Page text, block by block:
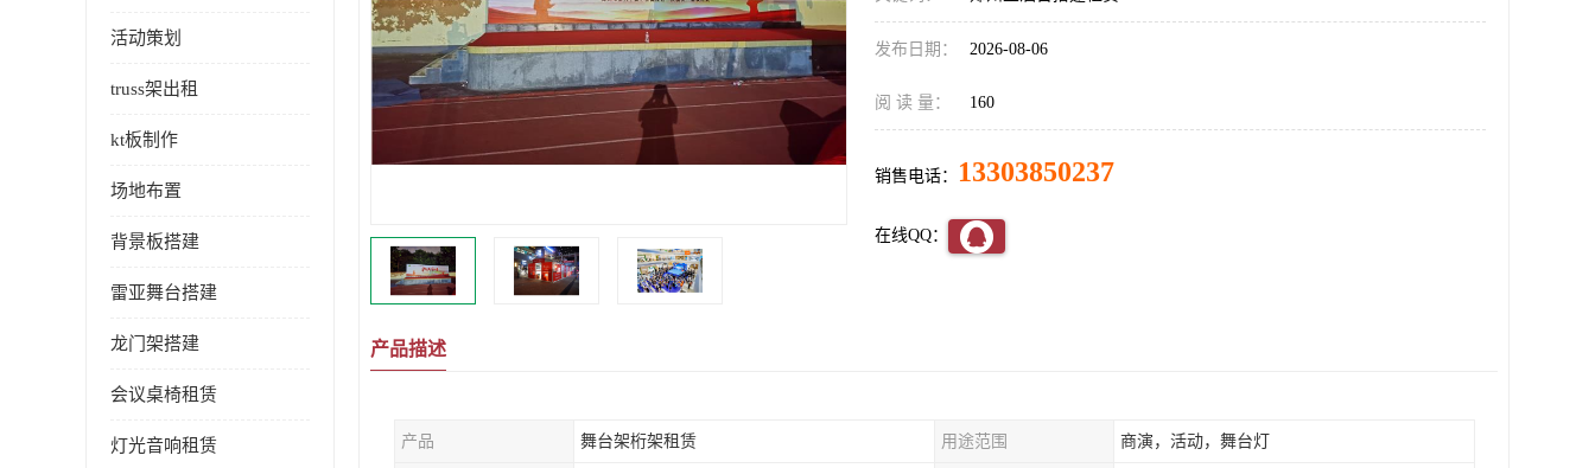
活动策划
truss架出租
kt板制作
场地布置
背景板搭建
雷亚舞台搭建
龙门架搭建
会议桌椅租赁
灯光音响租赁
发布日期： 2026-08-06
阅 读 量： 160
销售电话： 13303850237
在线QQ：
产品描述
产品 舞台架桁架租赁 用途范围 商演，活动，舞台灯